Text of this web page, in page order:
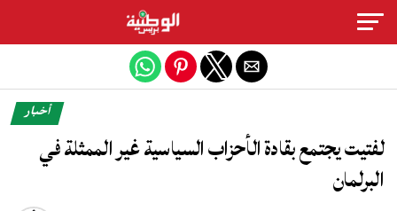
أخبار
لفتيت يجتمع بقادة الأحزاب السياسية غير الممثلة في
البرلمان
Exit mobile version